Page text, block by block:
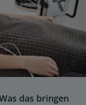
das bringen